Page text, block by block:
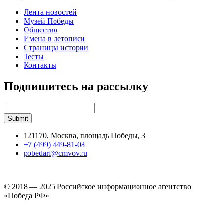
Лента новостей
Музей Победы
Общество
Имена в летописи
Страницы истории
Тесты
Контакты
Подпишитесь на рассылку
121170, Москва, площадь Победы, 3
+7 (499) 449-81-08
pobedarf@cmvov.ru
© 2018 — 2025 Российское информационное агентство
«Победа РФ»